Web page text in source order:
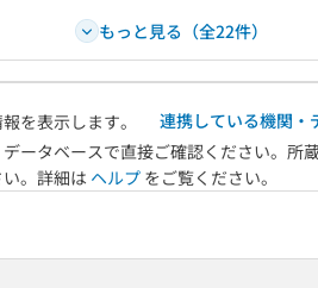
もっと見る（全22件）
を表示します。
連携している機関・
ータベースで直接ご確認ください。所
。詳細は ヘルプ をご覧ください。